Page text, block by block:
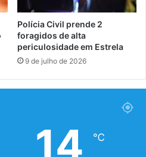
Polícia Civil prende 2
foragidos de alta
periculosidade em Estrela
9 de julho de 2026
14 ℃